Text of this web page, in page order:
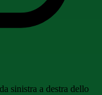
sinistra a destra dello